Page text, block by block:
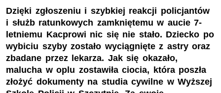
Dzięki zgłoszeniu i szybkiej reakcji policjantów
i służb ratunkowych zamkniętemu w aucie 7-
letniemu Kacprowi nic się nie stało. Dziecko po
wybiciu szyby zostało wyciągnięte z astry oraz
zbadane przez lekarza. Jak się okazało,
malucha w oplu zostawiła ciocia, która poszła
złożyć dokumenty na studia cywilne w Wyższej